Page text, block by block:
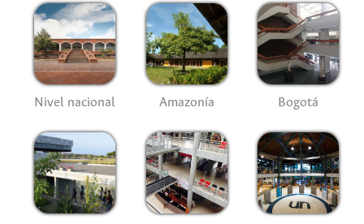
Nivel nacional Amazonía Bogotá